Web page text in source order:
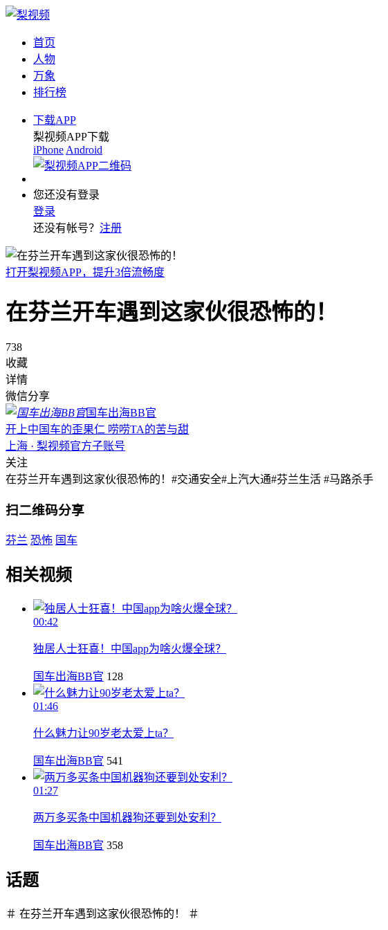
首页
人物
万象
排行榜
下载APP
梨视频APP下载
iPhone Android
您还没有登录
登录
还没有帐号？ 注册
打开梨视频APP，提升3倍流畅度
在芬兰开车遇到这家伙很恐怖的！
738
收藏
详情
微信分享
国车出海BB官
开上中国车的歪果仁 唠唠TA的苦与甜
上海 · 梨视频官方子账号
关注
在芬兰开车遇到这家伙很恐怖的！#交通安全#上汽大通#芬兰生活 #马路杀手
扫二维码分享
芬兰 恐怖 国车
相关视频
00:42
独居人士狂喜！中国app为啥火爆全球？
国车出海BB官 128
01:46
什么魅力让90岁老太爱上ta？
国车出海BB官 541
01:27
两万多买条中国机器狗还要到处安利？
国车出海BB官 358
话题
＃ 在芬兰开车遇到这家伙很恐怖的！ ＃